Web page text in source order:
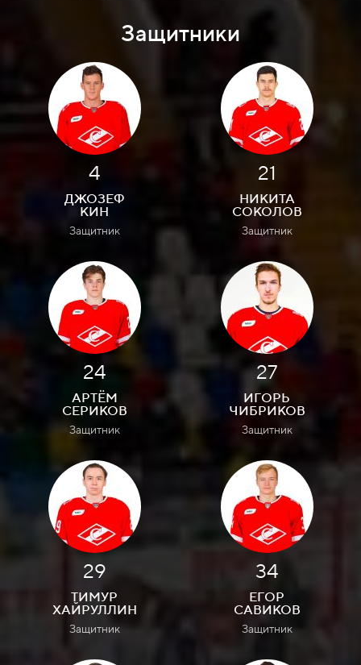
Защитники
4
ДЖОЗЕФ
КИН
Защитник
21
НИКИТА
СОКОЛОВ
Защитник
24
АРТЁМ
СЕРИКОВ
Защитник
27
ИГОРЬ
ЧИБРИКОВ
Защитник
29
ТИМУР
ХАЙРУЛЛИН
Защитник
34
ЕГОР
САВИКОВ
Защитник